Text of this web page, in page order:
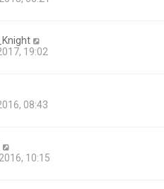
19:02
08:43
10:15